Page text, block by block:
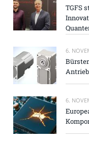
TGFS
6.
6.